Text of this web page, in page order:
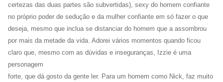
certezas das duas partes são subvertidas), sexy do homem confiante
no próprio poder de sedução e da mulher confiante em só fazer o que
deseja, mesmo que inclua se distanciar do homem que a assombrou
por mais da metade da vida. Adorei vários momentos quando ficou
claro que, mesmo com as dúvidas e inseguranças, Izzie é uma
personagem
forte, que dá gosto da gente ler. Para um homem como Nick, faz muito